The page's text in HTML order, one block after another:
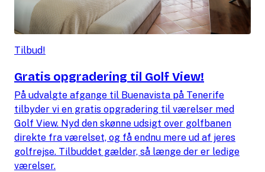
Tilbud!
Gratis opgradering til Golf View!
På udvalgte afgange til Buenavista på Tenerife
tilbyder vi en gratis opgradering til værelser med
Golf View. Nyd den skønne udsigt over golfbanen
direkte fra værelset, og få endnu mere ud af jeres
golfrejse. Tilbuddet gælder, så længe der er ledige
værelser.